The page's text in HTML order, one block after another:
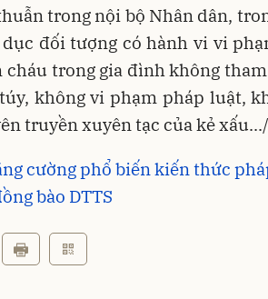
trong nội bộ Nhân dân,
dục đối tượng có hành vi vi
cháu trong gia đình không
không vi phạm pháp luật,
truyền xuyên tạc của kẻ
cường phổ biến kiến thức
bào DTTS